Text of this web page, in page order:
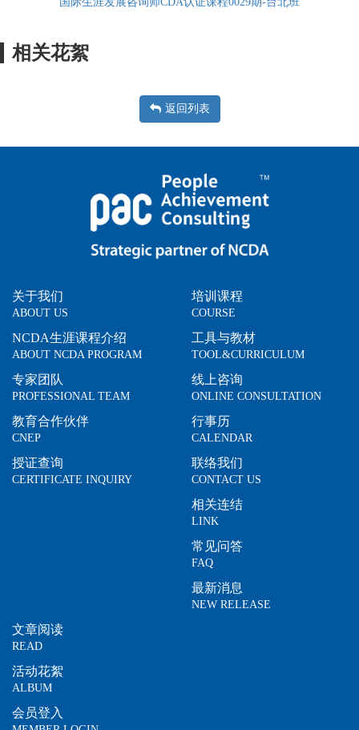
相关花絮
返回列表
关于我们
ABOUT US
NCDA生涯课程介绍
ABOUT NCDA PROGRAM
专家团队
PROFESSIONAL TEAM
教育合作伙伴
CNEP
授证查询
CERTIFICATE INQUIRY
培训课程
COURSE
工具与教材
TOOL&CURRICULUM
线上咨询
ONLINE CONSULTATION
行事历
CALENDAR
联络我们
CONTACT US
相关连结
LINK
常见问答
FAQ
最新消息
NEW RELEASE
文章阅读
READ
活动花絮
ALBUM
会员登入